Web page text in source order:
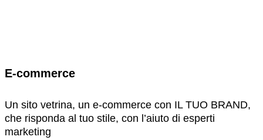
E-commerce
Un sito vetrina, un e-commerce con IL TUO BRAND,
che risponda al tuo stile, con l’aiuto di esperti
marketing